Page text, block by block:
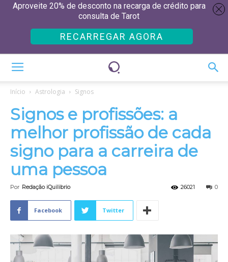
Início Astrologia Signos
Signos e profissões: a
melhor profissão de cada
signo para a carreira de
uma pessoa
Por Redação iQuilibrio 0
26021
Facebook Twitter
Aproveite 20% de desconto na recarga de crédito para
consulta de Tarot
RECARREGAR AGORA